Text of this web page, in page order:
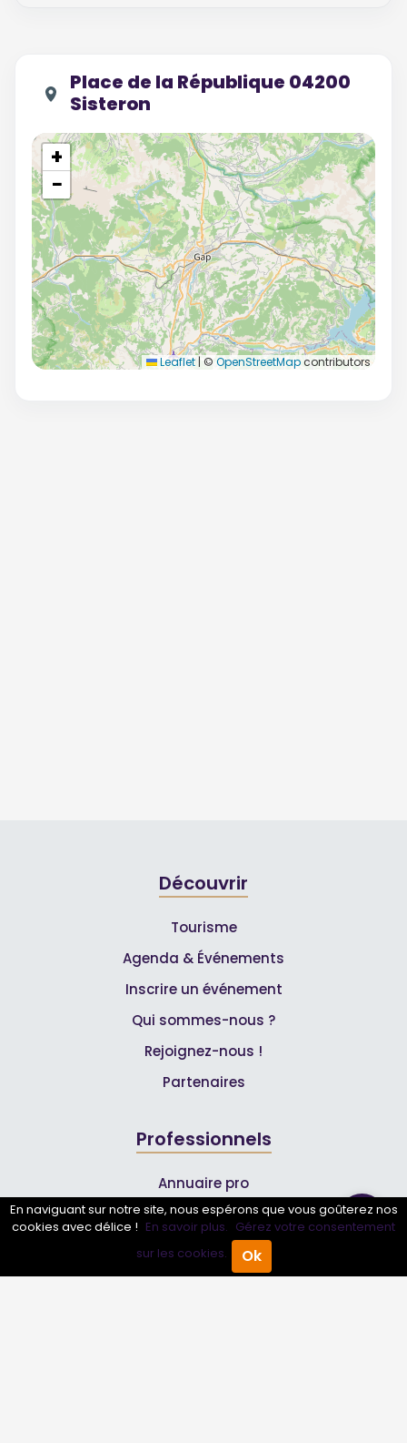
Annuaire Pro Agenda
Place de la République 04200
Sisteron
+
−
Leaflet | © OpenStreetMapcontributors
Découvrir
Tourisme
Agenda & Événements
Inscrire un événement
Qui sommes-nous ?
Rejoignez-nous !
Partenaires
Professionnels
Annuaire pro
Inscrire mon entreprise
Les Abonnements Pros
En naviguant sur notre site, nous espérons que vous goûterez nos
cookies avec délice ! En savoir plus. Gérez votre consentement
sur les cookies.
Ok